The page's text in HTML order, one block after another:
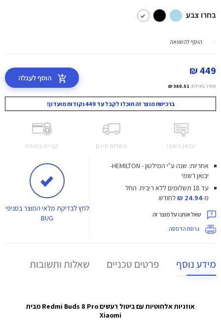
בחרו צבע
הוסף להשוואה
449 ₪
מחיר באילת: 380.51 ₪
הוסף לעגלה
ברכישת מוצר זה תוכלו לקבל עד 449 נקודות מועדון!
יבואן רשמי משלוח חינם קנייה בטוחה
אחריות: שנה ע"י המילטון - HEMILTON-
יבואן רשמי
עד 18 תשלומים ללא ריבית.
החל
מ-24.94 ₪ לחודש.
שאל אותנו על מוצר זה
גרסת הדפסה
לחץלבדיקת מלאי המוצר בסניפי
BUG
מידע נוסף פרטים טכניים שאלות ותשובות
אוזניות אלחוטיות עם ביטול רעשים Redmi Buds 8 Pro מבית
Xiaomi